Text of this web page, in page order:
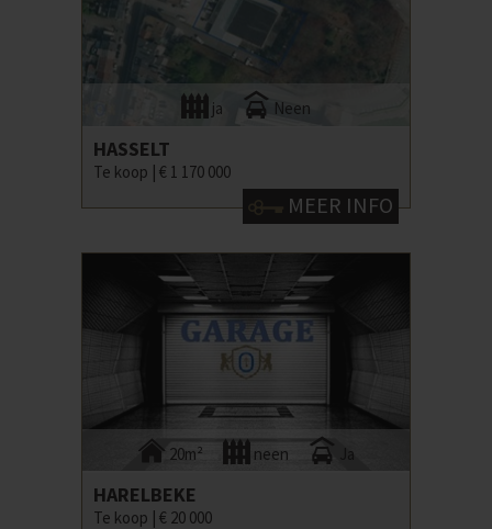
ja Neen
HASSELT
Te koop | € 1 170 000
MEER INFO
20m² neen Ja
HARELBEKE
Te koop | € 20 000